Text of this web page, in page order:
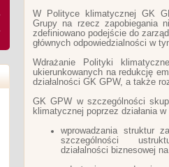
W Polityce klimatycznej GK
Grupy na rzecz zapobiegania
zdefiniowano podejście do
głównych odpowiedzialności w
Wdrażanie Polityki
ukierunkowanych na redukcję
działalności GK GPW, a także
GK GPW w szczególności
klimatycznej poprzez działania
wprowadzania struktur
szczególności
działalności biznesowej